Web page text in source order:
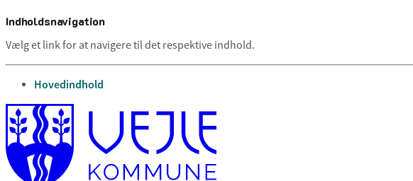
Indholdsnavigation
Vælg et link for at navigere til det respektive indhold.
gå til
Hovedindhold